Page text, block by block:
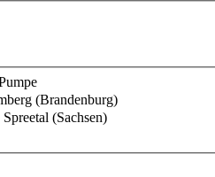
(Brandenburg)
(Sachsen)